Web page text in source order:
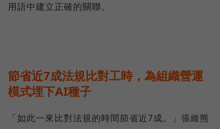
用語中建立正確的關聯。
節省近7成法規比對工時，為組織營運
模式埋下AI種子
「如此一來比對法規的時間節省近7成。」張維熊